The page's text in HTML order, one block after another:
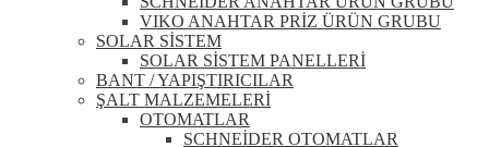
VIKO ANAHTAR PRİZ ÜRÜN GRUBU
SOLAR SİSTEM
SOLAR SİSTEM PANELLERİ
BANT / YAPIŞTIRICILAR
ŞALT MALZEMELERİ
OTOMATLAR
SCHNEİDER OTOMATLAR